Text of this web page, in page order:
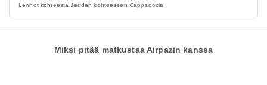
Lennot kohteesta Jeddah kohteeseen Cappadocia
Miksi pitää matkustaa Airpazin kanssa